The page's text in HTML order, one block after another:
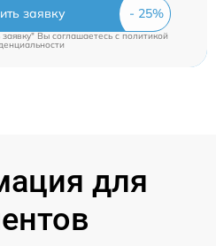
заявку
Вы соглашаетесь c политикой
для